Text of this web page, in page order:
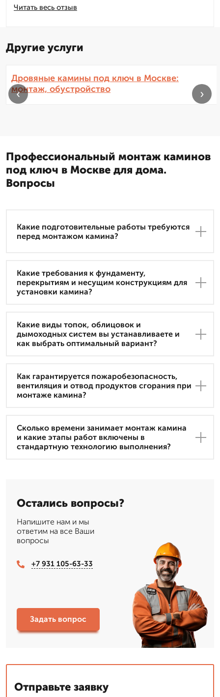
Читать весь отзыв
Другие услуги
Дровяные камины под ключ в Москве:
монтаж, обустройство
‹ ›
Профессиональный монтаж каминов
под ключ в Москве для дома.
Вопросы
Какие подготовительные работы требуются
перед монтажом камина?
Какие требования к фундаменту,
перекрытиям и несущим конструкциям для
установки камина?
Какие виды топок, облицовок и
дымоходных систем вы устанавливаете и
как выбрать оптимальный вариант?
Как гарантируется пожаробезопасность,
вентиляция и отвод продуктов сгорания при
монтаже камина?
Сколько времени занимает монтаж камина
и какие этапы работ включены в
стандартную технологию выполнения?
Остались вопросы?
Напишите нам и мы
ответим на все Ваши
вопросы
+7 931 105-63-33
Задать вопрос
Отправьте заявку